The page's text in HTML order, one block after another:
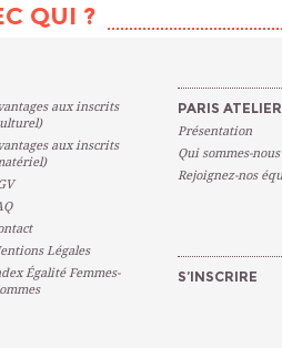
QUI ?
aux inscrits
aux inscrits
Légales
Égalité Femmes-
PARIS
Présentation
Qui sommes-nous
Rejoignez-nos
S’INSCRIRE